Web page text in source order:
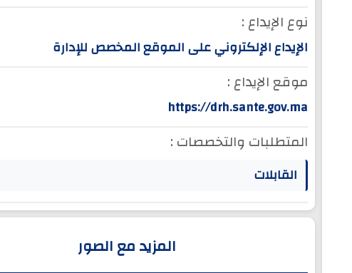
نوع الإيداع :
الإيداع الإلكتروني على الموقع المخصص للإدارة
موقع الإيداع :
https://drh.sante.gov.ma
المتطلبات والتخصصات :
القابلات
المزيد مع الصور